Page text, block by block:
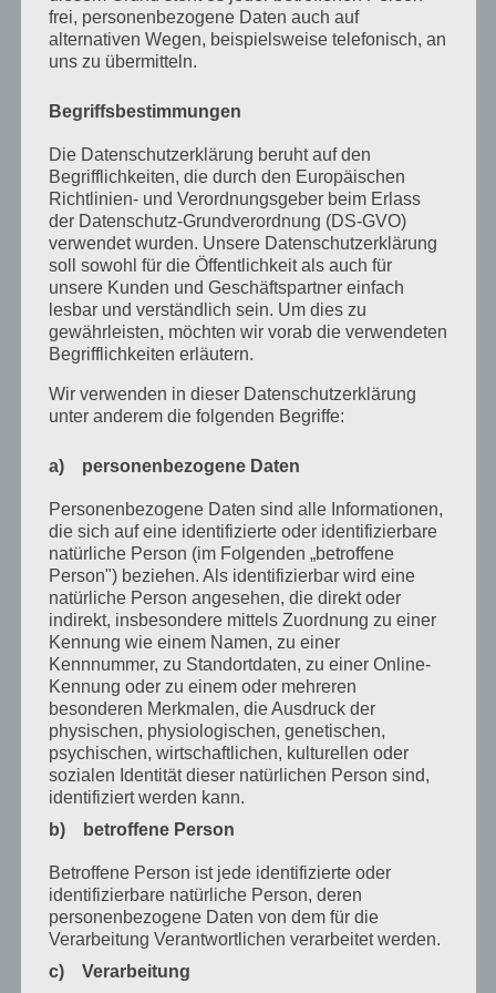
April 2022
Februar 2022
Januar 2022
Dezember 2021
Oktober 2021
September 2021
Mai 2021
März 2021
Januar 2021
Dezember 2020
Oktober 2020
August 2020
Juli 2020
Juni 2020
Mai 2020
April 2020
März 2020
Februar 2020
Januar 2020
Dezember 2019
November 2019
Oktober 2019
August 2019
Juli 2019
Oktober 2017
frei, personenbezogene Daten auch auf
alternativen Wegen, beispielsweise telefonisch, an
uns zu übermitteln.
Begriffsbestimmungen
Die Datenschutzerklärung beruht auf den
Begrifflichkeiten, die durch den Europäischen
Richtlinien- und Verordnungsgeber beim Erlass
der Datenschutz-Grundverordnung (DS-GVO)
verwendet wurden. Unsere Datenschutzerklärung
soll sowohl für die Öffentlichkeit als auch für
unsere Kunden und Geschäftspartner einfach
lesbar und verständlich sein. Um dies zu
gewährleisten, möchten wir vorab die verwendeten
Begrifflichkeiten erläutern.
Wir verwenden in dieser Datenschutzerklärung
unter anderem die folgenden Begriffe:
a) personenbezogene Daten
Personenbezogene Daten sind alle Informationen,
die sich auf eine identifizierte oder identifizierbare
natürliche Person (im Folgenden „betroffene
Person") beziehen. Als identifizierbar wird eine
natürliche Person angesehen, die direkt oder
indirekt, insbesondere mittels Zuordnung zu einer
Kennung wie einem Namen, zu einer
Kennnummer, zu Standortdaten, zu einer Online-
Kennung oder zu einem oder mehreren
besonderen Merkmalen, die Ausdruck der
physischen, physiologischen, genetischen,
psychischen, wirtschaftlichen, kulturellen oder
sozialen Identität dieser natürlichen Person sind,
identifiziert werden kann.
b) betroffene Person
Betroffene Person ist jede identifizierte oder
identifizierbare natürliche Person, deren
personenbezogene Daten von dem für die
Verarbeitung Verantwortlichen verarbeitet werden.
c) Verarbeitung